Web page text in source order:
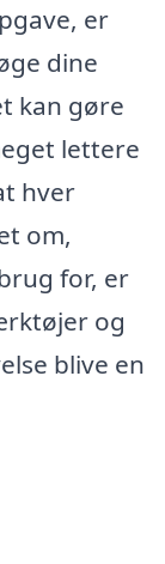
er
dine
kan gøre
lettere
hver
om,
for, er
og
blive en